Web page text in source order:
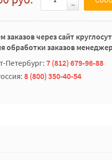
заказов через сайт
обработки заказов
Петербург:7 (812) 679-96-88
8 (800) 350-40-54